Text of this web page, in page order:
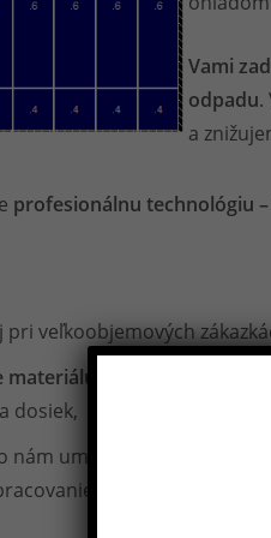
Vami
odpadu.
a
profesionálnu technológiu –
pri veľkoobjemových
dosiek,
nám umožňuje naraz rezať až
veľkých zákaziek.